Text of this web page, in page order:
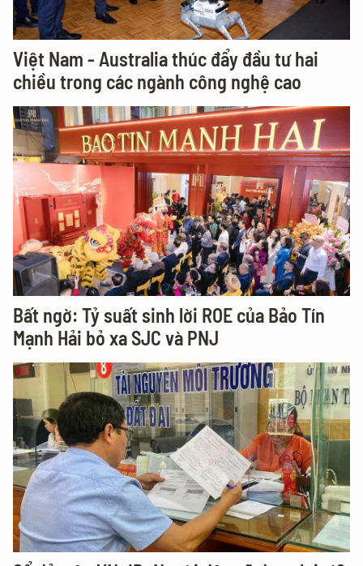
Việt Nam - Australia thúc đẩy đầu tư hai
chiều trong các ngành công nghệ cao
Bất ngờ: Tỷ suất sinh lời ROE của Bảo Tín
Mạnh Hải bỏ xa SJC và PNJ